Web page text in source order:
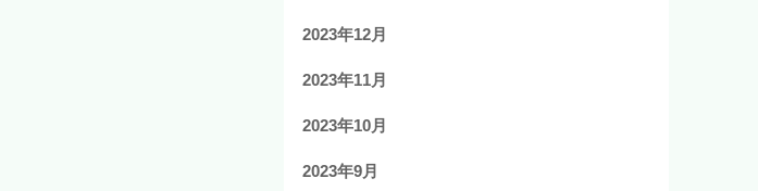
2023年12月
2023年11月
2023年10月
2023年9月